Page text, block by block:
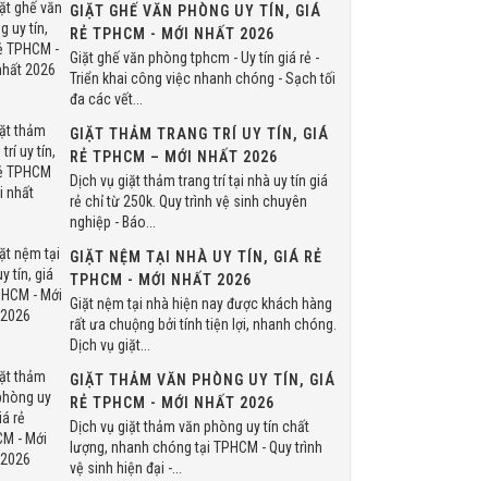
GIẶT GHẾ VĂN PHÒNG UY TÍN, GIÁ
RẺ TPHCM - MỚI NHẤT 2026
Giặt ghế văn phòng tphcm - Uy tín giá rẻ -
Triển khai công việc nhanh chóng - Sạch tối
đa các vết...
GIẶT THẢM TRANG TRÍ UY TÍN, GIÁ
RẺ TPHCM – MỚI NHẤT 2026
Dịch vụ giặt thảm trang trí tại nhà uy tín giá
rẻ chỉ từ 250k. Quy trình vệ sinh chuyên
nghiệp - Báo...
GIẶT NỆM TẠI NHÀ UY TÍN, GIÁ RẺ
TPHCM - MỚI NHẤT 2026
Giặt nệm tại nhà hiện nay được khách hàng
rất ưa chuộng bởi tính tiện lợi, nhanh chóng.
Dịch vụ giặt...
GIẶT THẢM VĂN PHÒNG UY TÍN, GIÁ
RẺ TPHCM - MỚI NHẤT 2026
Dịch vụ giặt thảm văn phòng uy tín chất
lượng, nhanh chóng tại TPHCM - Quy trình
vệ sinh hiện đại -...